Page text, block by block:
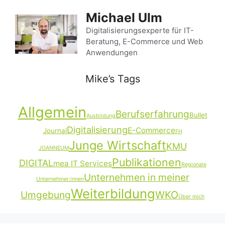
Inhalt
springen
Michael Ulm
Digitalisierungsexperte für IT-
Beratung, E-Commerce und Web
Anwendungen
Mike’s Tags
AllgemeinAusbildungBerufserfahrungBullet
JournalDigitalisierungE-CommerceFH
JOANNEUMJunge WirtschaftKMU
DIGITALmea IT ServicesPublikationen Regionale
Unternehmer:innenUnternehmen in meiner
UmgebungWeiterbildungWKOÜber mich